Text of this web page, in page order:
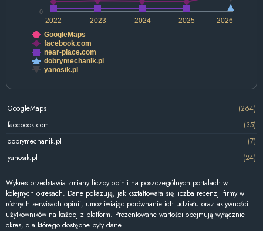
2022 2024 2026
2023 2025
0
GoogleMaps
facebook.com
near-place.com
dobrymechanik.pl
yanosik.pl
GoogleMaps
(264)
facebook.com
(35)
dobrymechanik.pl
(7)
yanosik.pl
(24)
Wykres przedstawia zmiany liczby opinii na poszczególnych portalach w
kolejnych okresach. Dane pokazują, jak kształtowała się liczba recenzji firmy w
różnych serwisach opinii, umożliwiając porównanie ich udziału oraz aktywności
użytkowników na każdej z platform. Prezentowane wartości obejmują wyłącznie
okres, dla którego dostępne były dane.